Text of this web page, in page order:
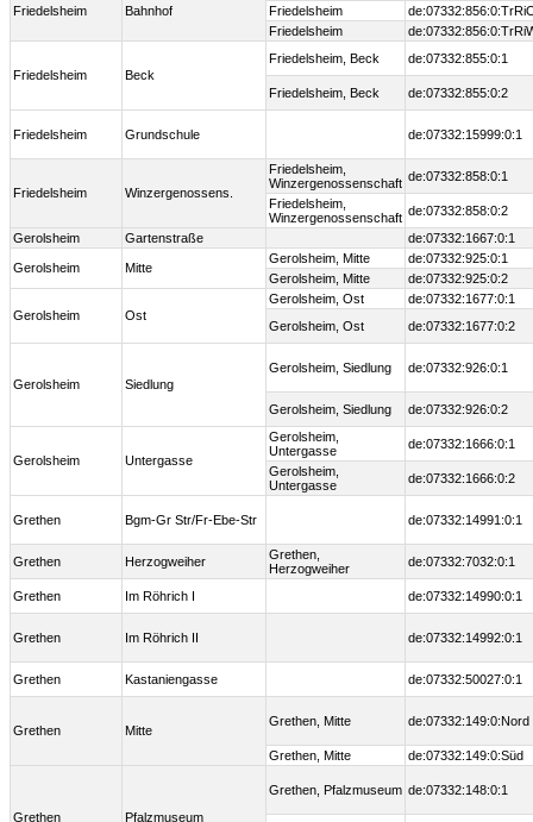
Friedelsheim Bahnhof
Friedelsheim
Friedelsheim
Friedelsheim Beck
Friedelsheim, Beck de:07332:855:0:1
Friedelsheim, Beck de:07332:855:0:2
Friedelsheim Grundschule de:07332:15999:0:1
Friedelsheim Winzergenossens.
Friedelsheim,
Winzergenossenschaft de:07332:858:0:1
Friedelsheim,
Winzergenossenschaft de:07332:858:0:2
Gerolsheim
Gartenstraße de:07332:1667:0:1
Gerolsheim Mitte
Gerolsheim, Mitte
de:07332:925:0:1
Gerolsheim, Mitte
de:07332:925:0:2
Gerolsheim Ost
Gerolsheim, Ost
de:07332:1677:0:1
Gerolsheim, Ost
de:07332:1677:0:2
Gerolsheim Siedlung
Gerolsheim, Siedlung de:07332:926:0:1
Gerolsheim, Siedlung de:07332:926:0:2
Gerolsheim Untergasse
Gerolsheim,
Untergasse
de:07332:1666:0:1
Gerolsheim,
Untergasse
de:07332:1666:0:2
Grethen Bgm-Gr Str/Fr-Ebe-Str de:07332:14991:0:1
Grethen Herzogweiher
Grethen,
Herzogweiher
de:07332:7032:0:1
Grethen Im Röhrich I de:07332:14990:0:1
Grethen Im Röhrich II de:07332:14992:0:1
Grethen Kastaniengasse de:07332:50027:0:1
Grethen Mitte
Grethen, Mitte de:07332:149:0:Nord
Grethen, Mitte de:07332:149:0:Süd
Grethen Pfalzmuseum
Grethen, Pfalzmuseum de:07332:148:0:1